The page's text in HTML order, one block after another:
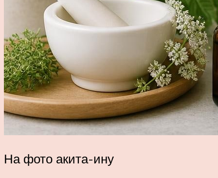
На фото акита-ину